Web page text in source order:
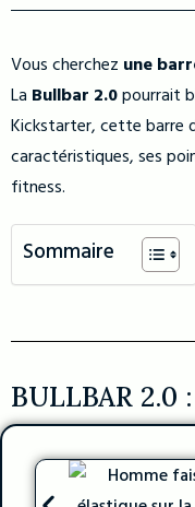
Vous cherchez une
La Bullbar 2.0pourrait
Kickstarter, cette barre
caractéristiques, ses
fitness.
Sommaire
BULLBAR 2.0